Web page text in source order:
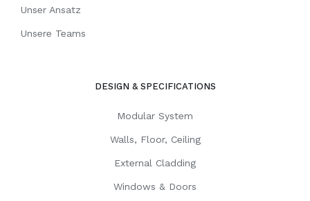
Unser Ansatz
Unsere Teams
DESIGN & SPECIFICATIONS
Modular System
Walls, Floor, Ceiling
External Cladding
Windows & Doors